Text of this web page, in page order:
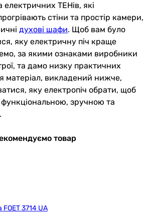
електричних ТЕНів, які
стіни та простір камери,
духові шафи. Щоб вам було
яку електричну піч краще
за якими ознаками виробники
та дамо низку практичних
матеріал, викладений нижче,
яку електропіч обрати, щоб
зручною та
товар
3714 UA